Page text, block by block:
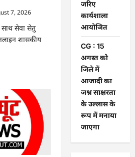
7, 2026
सेवा सेतु
शासकीय
जरिए
कार्यशाला
आयोजित
CG : 15
अगस्त को
जिले में
आजादी का
जश्न साक्षरता
के उल्लास के
रूप में मनाया
जाएगा